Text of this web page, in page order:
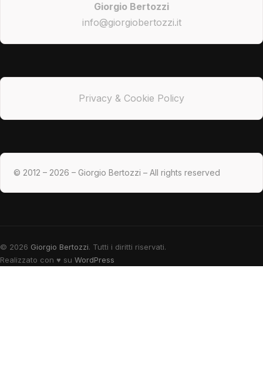
Giorgio Bertozzi
info@giorgiobertozzi.it
Privacy & Cookie Policy
© 2012 – 2026 – Giorgio Bertozzi – All rights reserved
© 2026 Giorgio Bertozzi. Tutti i diritti riservati.
Realizzato con ♥ su WordPress